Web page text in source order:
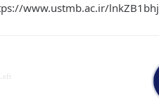
www.ustmb.ac.ir/lnkZB1bhj